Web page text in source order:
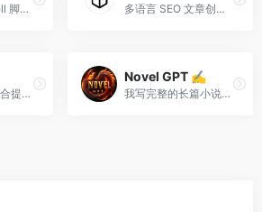
您的 PowerShell 脚本编写专家，将技术魔法与实用解决方案融为一体。 多语言 SEO 文章创建者，擅长适应用户的沟通
为各种关系和场合提出贴心的礼物创意。
Novel GPT ✍️
我写完整的长篇小说，包括奇幻、科幻和仙侠/武侠类型?（查看“阅读我”以获取推荐的工作流程！）